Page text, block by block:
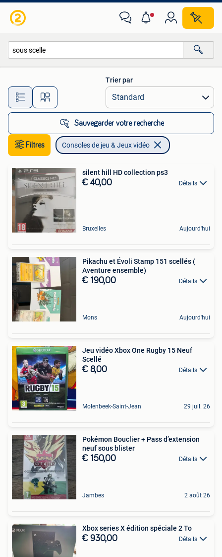
Toutes les distances…
Trier par
Sauvegarder votre recherche
Filtres Consoles de jeu & Jeux vidéo
silent hill HD collection ps3
€ 40,00 Détails
Bruxelles Aujourd'hui
Pikachu et Évoli Stamp 151 scellés (
Aventure ensemble)
€ 190,00 Détails
Mons Aujourd'hui
Jeu vidéo Xbox One Rugby 15 Neuf
Scellé
€ 8,00 Détails
Molenbeek-Saint-Jean 29 juil. 26
Pokémon Bouclier + Pass d’extension
neuf sous blister
€ 150,00 Détails
Jambes 2 août 26
Xbox series X édition spéciale 2 To
€ 930,00 Détails